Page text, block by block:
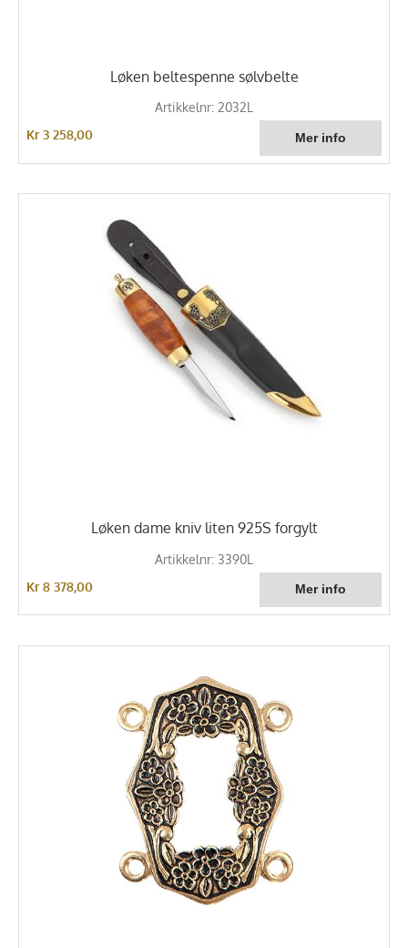
Løken beltespenne sølvbelte
Artikkelnr: 2032L
Kr 3 258,00
Løken dame kniv liten 925S forgylt
Artikkelnr: 3390L
Kr 8 378,00